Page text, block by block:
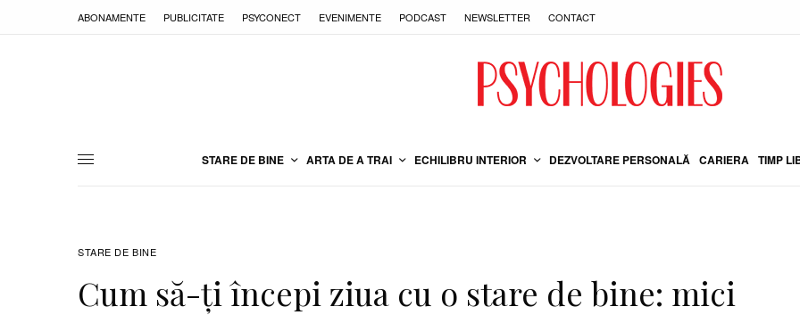
ABONAMENTE PUBLICITATE PSYCONECT EVENIMENTE PODCAST NEWSLETTER CONTACT
STARE DE BINE ARTA DE A TRAI ECHILIBRU INTERIOR DEZVOLTARE PERSONALĂ CARIERA TIMP
STARE DE BINE
Cum să-ți începi ziua cu o stare de bine: mici